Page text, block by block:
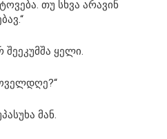
თუ სხვა არავინ
ყელი.
მან.